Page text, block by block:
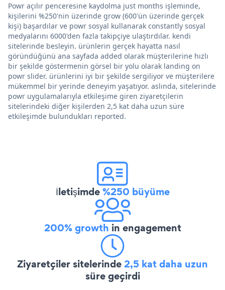
Powr açılır penceresine kaydolma just months işleminde,
kişilerini %250'nin üzerinde grow (600'ün üzerinde gerçek
kişi) başardılar ve powr sosyal kullanarak constantly sosyal
medyalarını 6000'den fazla takipçiye ulaştırdılar. kendi
sitelerinde besleyin. ürünlerin gerçek hayatta nasıl
göründüğünü ana sayfada added olarak müşterilerine hızlı
bir şekilde göstermenin görsel bir yolu olarak landing on
powr slider. ürünlerini iyi bir şekilde sergiliyor ve müşterilere
mükemmel bir yerinde deneyim yaşatıyor. aslında, sitelerinde
powr uygulamalarıyla etkileşime giren ziyaretçilerin
sitelerindeki diğer kişilerden 2,5 kat daha uzun süre
etkileşimde bulundukları reported.
İletişimde%250 büyüme
200% growth in engagement
Ziyaretçiler sitelerinde2,5 kat daha uzun
süre geçirdi